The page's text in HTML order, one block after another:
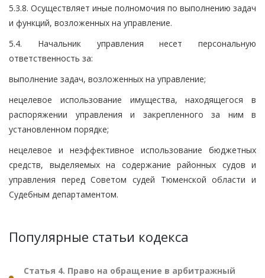
5.3.8. Осуществляет иные полномочия по выполнению задач
и функций, возложенных на управление.
5.4. Начальник управления несет персональную
ответственность за:
выполнение задач, возложенных на управление;
нецелевое использование имущества, находящегося в
распоряжении управления и закрепленного за ним в
установленном порядке;
нецелевое и неэффективное использование бюджетных
средств, выделяемых на содержание районных судов и
управления перед Советом судей Тюменской области и
Судебным департаментом.
Популярные статьи кодекса
Статья 4. Право на обращение в арбитражный